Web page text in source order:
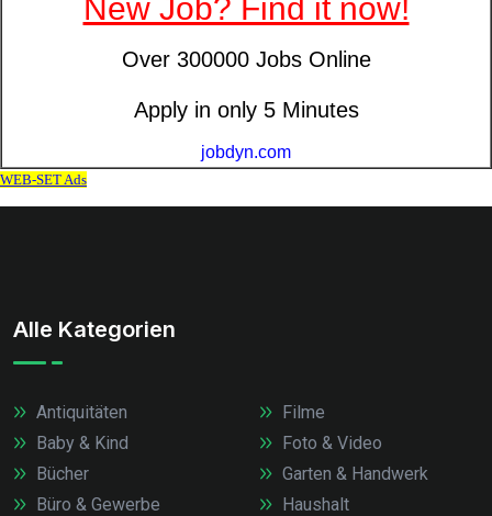
Alle Kategorien
Antiquitäten
Baby & Kind
Bücher
Büro & Gewerbe
Filme
Foto & Video
Garten & Handwerk
Haushalt